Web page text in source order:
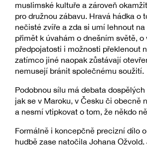
muslimské kultuře a zároveň
pro družnou zábavu. Hravá hádka o
nečisté zvíře a zda si umí lehnout
přimět k úvahám o dnešním světě, o
předpojatosti i možnosti překlenout
zatímco jiné naopak zůstávají
nemusejí bránit společnému soužití.
Podobnou sílu má debata
jak se v Maroku, v Česku či obecně
a nesmí vtipkovat o tom, že někdo
Formálně i koncepčně precizní dílo
hudbě zase natočila Johana